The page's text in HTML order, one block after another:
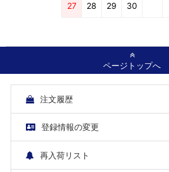
27 28 29 30
ページトップへ
注文履歴
登録情報の変更
再入荷リスト